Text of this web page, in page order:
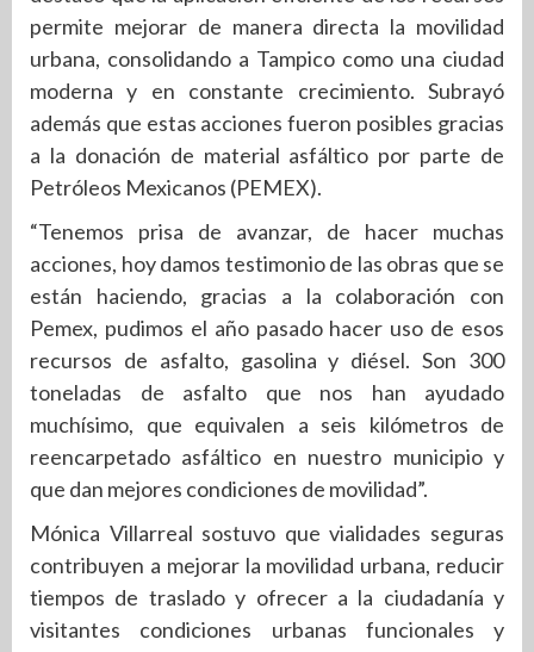
permite mejorar de manera directa la movilidad
urbana, consolidando a Tampico como una ciudad
moderna y en constante crecimiento. Subrayó
además que estas acciones fueron posibles gracias
a la donación de material asfáltico por parte de
Petróleos Mexicanos (PEMEX).
“Tenemos prisa de avanzar, de hacer muchas
acciones, hoy damos testimonio de las obras que se
están haciendo, gracias a la colaboración con
Pemex, pudimos el año pasado hacer uso de esos
recursos de asfalto, gasolina y diésel. Son 300
toneladas de asfalto que nos han ayudado
muchísimo, que equivalen a seis kilómetros de
reencarpetado asfáltico en nuestro municipio y
que dan mejores condiciones de movilidad”.
Mónica Villarreal sostuvo que vialidades seguras
contribuyen a mejorar la movilidad urbana, reducir
tiempos de traslado y ofrecer a la ciudadanía y
visitantes condiciones urbanas funcionales y